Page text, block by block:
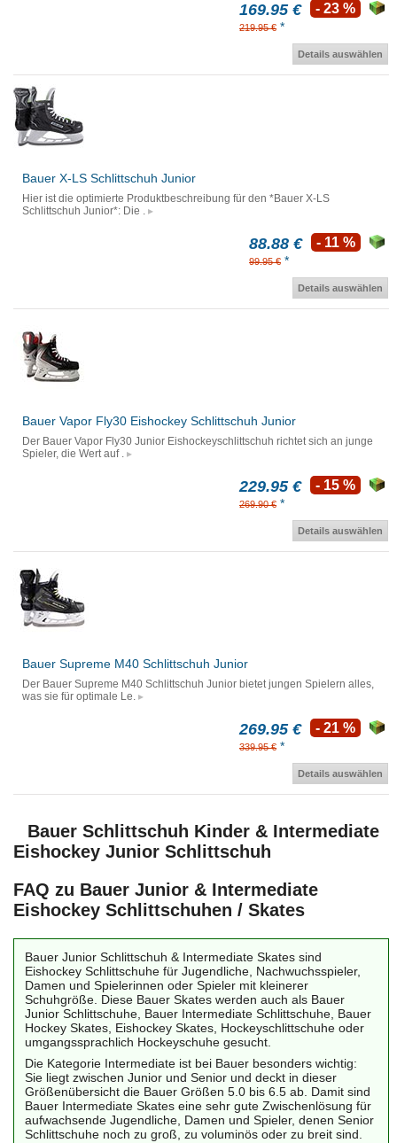
169.95 €
219.95 € *
- 23 %
Details auswählen
Bauer X-LS Schlittschuh Junior
Hier ist die optimierte Produktbeschreibung für den *Bauer X-LS
Schlittschuh Junior*: Die .
88.88 €
99.95 € *
- 11 %
Details auswählen
Bauer Vapor Fly30 Eishockey Schlittschuh Junior
Der Bauer Vapor Fly30 Junior Eishockeyschlittschuh richtet sich an junge
Spieler, die Wert auf .
229.95 €
269.90 € *
- 15 %
Details auswählen
Bauer Supreme M40 Schlittschuh Junior
Der Bauer Supreme M40 Schlittschuh Junior bietet jungen Spielern alles,
was sie für optimale Le.
269.95 €
339.95 € *
- 21 %
Details auswählen
Bauer Schlittschuh Kinder & Intermediate
Eishockey Junior Schlittschuh
FAQ zu Bauer Junior & Intermediate
Eishockey Schlittschuhen / Skates
Bauer Junior Schlittschuh & Intermediate Skates sind
Eishockey Schlittschuhe für Jugendliche, Nachwuchsspieler,
Damen und Spielerinnen oder Spieler mit kleinerer
Schuhgröße. Diese Bauer Skates werden auch als Bauer
Junior Schlittschuhe, Bauer Intermediate Schlittschuhe, Bauer
Hockey Skates, Eishockey Skates, Hockeyschlittschuhe oder
umgangssprachlich Hockeyschuhe gesucht.
Die Kategorie Intermediate ist bei Bauer besonders wichtig:
Sie liegt zwischen Junior und Senior und deckt in dieser
Größenübersicht die Bauer Größen 5.0 bis 6.5 ab. Damit sind
Bauer Intermediate Skates eine sehr gute Zwischenlösung für
aufwachsende Jugendliche, Damen und Spieler, denen Senior
Schlittschuhe noch zu groß, zu voluminös oder zu breit sind.